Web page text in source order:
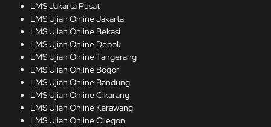
LMS Jakarta Pusat
LMS Ujian Online Jakarta
LMS Ujian Online Bekasi
LMS Ujian Online Depok
LMS Ujian Online Tangerang
LMS Ujian Online Bogor
LMS Ujian Online Bandung
LMS Ujian Online Cikarang
LMS Ujian Online Karawang
LMS Ujian Online Cilegon